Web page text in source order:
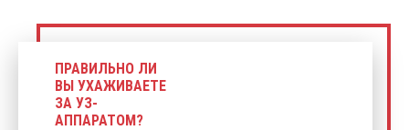
ПРАВИЛЬНО ЛИ
ВЫ УХАЖИВАЕТЕ
ЗА УЗ-
АППАРАТОМ?